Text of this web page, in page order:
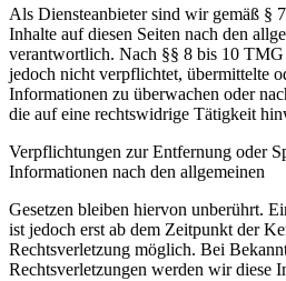
Als Diensteanbieter sind wir gemäß §
Inhalte auf diesen Seiten nach den
verantwortlich. Nach §§ 8 bis 10
jedoch nicht verpflichtet, übermittelte
Informationen zu überwachen oder
die auf eine rechtswidrige Tätigkeit
Verpflichtungen zur Entfernung oder
Informationen nach den allgemeinen
Gesetzen bleiben hiervon unberührt.
ist jedoch erst ab dem Zeitpunkt der
Rechtsverletzung möglich. Bei
Rechtsverletzungen werden wir diese